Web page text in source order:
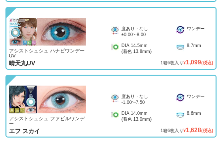
アシストシュシュ ハナビワンデー
UV
晴天丸UV
度あり・なし
±0.00~-8.00
ワンデー
DIA 14.5mm
(着色 13.8mm)
8.7mm
1箱6枚入り ¥1,099(税込)
アシストシュシュ ファビルワンデ
ー
エフ スカイ
度あり・なし
-1.00~-7.50
ワンデー
DIA 14.0mm
(着色 13.0mm)
8.6mm
1箱6枚入り ¥1,628(税込)